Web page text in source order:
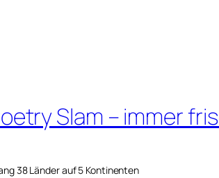
Slam – immer
38 Länder auf 5 Kontinenten